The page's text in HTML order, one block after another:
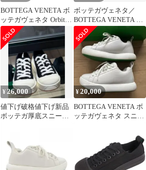
BOTTEGA VENETA ボ
ッテガヴェネタ Orbit
Sneakers オービット ス
ニーカー グレー 37
ボッテガヴェネタ／
BOTTEGA VENETA シ
ューズ スニーカー 靴
ローカット レディース
女性 女性用 レザー 革
本革 ホワイト 白 メッ
シュ・イントレチャー
ト
¥26,000
値下げ破格値下げ新品
ボッテガ厚底スニーカ
¥20,000
BOTTEGA VENETA ボ
ッテガヴェネタ スニー